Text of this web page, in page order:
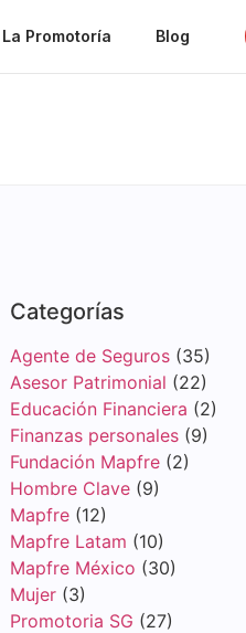
La Promotoría Blog
Categorías
Agente de Seguros(35)
Asesor Patrimonial (22)
Educación Financiera (2)
Finanzas personales(9)
Fundación Mapfre(2)
Hombre Clave(9)
Mapfre(12)
Mapfre Latam (10)
Mapfre México (30)
Mujer(3)
Promotoria SG (27)